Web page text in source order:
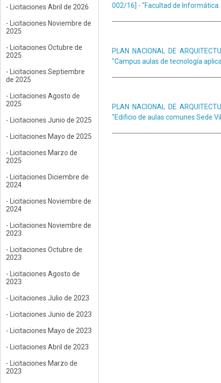
- Licitaciones Abril de 2026
- Licitaciones Noviembre de
2025
- Licitaciones Octubre de
2025
- Licitaciones Septiembre
de 2025
- Licitaciones Agosto de
2025
- Licitaciones Junio de 2025
- Licitaciones Mayo de 2025
- Licitaciones Marzo de
2025
- Licitaciones Diciembre de
2024
- Licitaciones Noviembre de
2024
- Licitaciones Noviembre de
2023
- Licitaciones Octubre de
2023
- Licitaciones Agosto de
2023
- Licitaciones Julio de 2023
- Licitaciones Junio de 2023
- Licitaciones Mayo de 2023
- Licitaciones Abril de 2023
- Licitaciones Marzo de
2023
002/16] - "Facultad de
PLAN NACIONAL DE
"Campus aulas de tecnología
PLAN NACIONAL DE
"Edificio de aulas comunes Sede